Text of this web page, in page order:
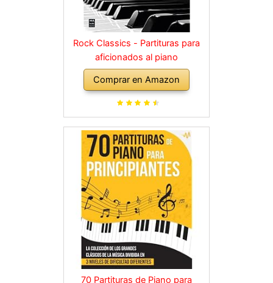
Rock Classics - Partituras para
aficionados al piano
Comprar en Amazon
70 Partituras de Piano para